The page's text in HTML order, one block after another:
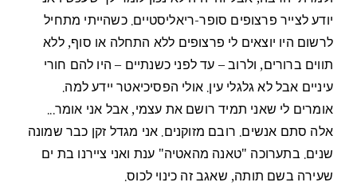
יודע לצייר פרצופים סופר-ריאליסטיים. כשהייתי מתחיל
לרשום היו יוצאים לי פרצופים ללא התחלה או סוף, ללא
תווים ברורים, ולרוב – עד לפני כשנתיים – היו להם חורי
עיניים אבל לא גלגלי עין. אולי הפסיכיאטר יידע למה.
אומרים לי שאני תמיד רושם את עצמי, אבל אני אומר...
אלה סתם אנשים. רובם מזוקנים. אני מגדל זקן כבר שמונה
שנים. בתערוכה "טאנה מהאטיה" ענת ואני ציירנו בת ים
שעירה בשם תותה, שאגב זה כינוי לכוס.